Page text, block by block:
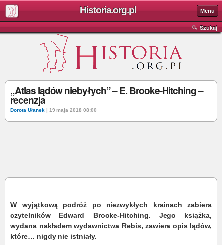
Historia.org.pl Menu
Szukaj
„Atlas lądów niebyłych” – E. Brooke-Hitching –
recenzja
Dorota Ułanek | 19 maja 2018 08:00
W wyjątkową podróż po niezwykłych krainach zabiera
czytelników Edward Brooke-Hitching. Jego książka,
wydana nakładem wydawnictwa Rebis, zawiera opis lądów,
które… nigdy nie istniały.